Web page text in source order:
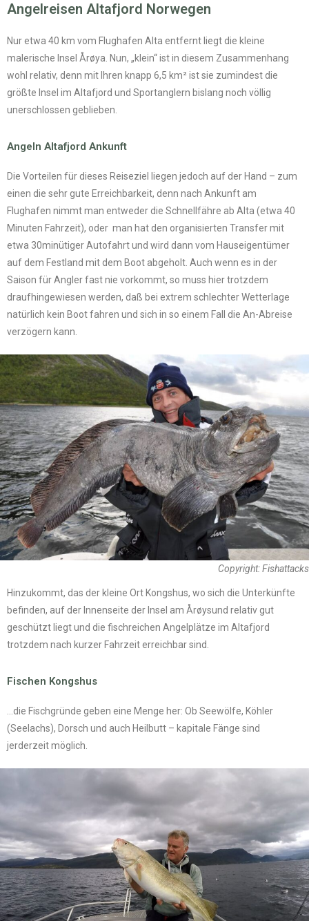
Angelreisen Altafjord Norwegen
Nur etwa 40 km vom Flughafen Alta entfernt liegt die kleine
malerische Insel Årøya. Nun, „klein“ ist in diesem Zusammenhang
wohl relativ, denn mit Ihren knapp 6,5 km² ist sie zumindest die
größte Insel im Altafjord und Sportanglern bislang noch völlig
unerschlossen geblieben.
Angeln Altafjord Ankunft
Die Vorteilen für dieses Reiseziel liegen jedoch auf der Hand – zum
einen die sehr gute Erreichbarkeit, denn nach Ankunft am
Flughafen nimmt man entweder die Schnellfähre ab Alta (etwa 40
Minuten Fahrzeit), oder man hat den organisierten Transfer mit
etwa 30minütiger Autofahrt und wird dann vom Hauseigentümer
auf dem Festland mit dem Boot abgeholt. Auch wenn es in der
Saison für Angler fast nie vorkommt, so muss hier trotzdem
draufhingewiesen werden, daß bei extrem schlechter Wetterlage
natürlich kein Boot fahren und sich in so einem Fall die An-Abreise
verzögern kann.
Copyright: Fishattacks
Hinzukommt, das der kleine Ort Kongshus, wo sich die Unterkünfte
befinden, auf der Innenseite der Insel am Årøysund relativ gut
geschützt liegt und die fischreichen Angelplätze im Altafjord
trotzdem nach kurzer Fahrzeit erreichbar sind.
Fischen Kongshus
…die Fischgründe geben eine Menge her: Ob Seewölfe, Köhler
(Seelachs), Dorsch und auch Heilbutt – kapitale Fänge sind
jerderzeit möglich.